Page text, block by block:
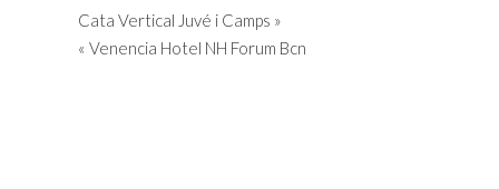
Navegación
de
Cata Vertical Juvé i Camps »
« Venencia Hotel NH Forum Bcn